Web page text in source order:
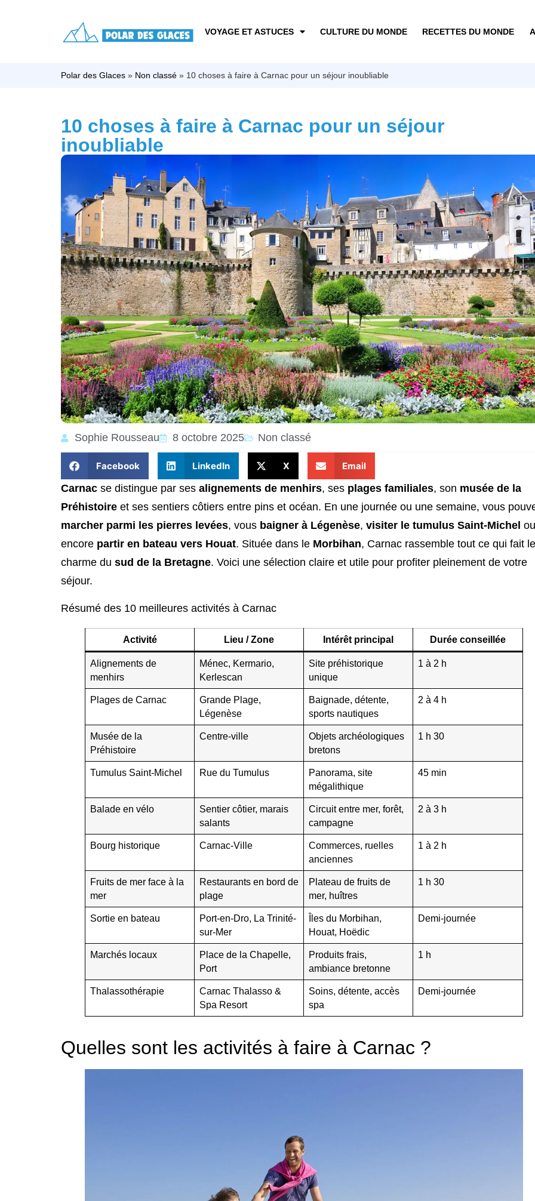
VOYAGE ET ASTUCES CULTURE DU MONDE RECETTES DU MONDE
Polar des Glaces » Non classé » 10 choses à faire à Carnac pour un séjour inoubliable
10 choses à faire à Carnac pour un séjour
inoubliable
Sophie Rousseau 8 octobre 2025 Non classé
Facebook LinkedIn X Email
Carnac se distingue par ses alignements de menhirs, ses plages familiales, son musée de la
Préhistoire et ses sentiers côtiers entre pins et océan. En une journée ou une semaine, vous
marcher parmi les pierres levées, vous baigner à Légenèse, visiter le tumulus Saint-Michel ou
encore partir en bateau vers Houat. Située dans le Morbihan, Carnac rassemble tout ce qui fait le
charme du sud de la Bretagne. Voici une sélection claire et utile pour profiter pleinement de votre
séjour.
Résumé des 10 meilleures activités à Carnac
Activité Lieu / Zone Intérêt principal Durée conseillée
Alignements de
menhirs
Ménec, Kermario,
Kerlescan
Site préhistorique
unique
1 à 2 h
Plages de Carnac
Grande Plage,
Légenèse
Baignade, détente,
sports nautiques
2 à 4 h
Musée de la
Préhistoire
Centre-ville
Objets archéologiques
bretons
1 h 30
Tumulus Saint-Michel Rue du Tumulus
Panorama, site
mégalithique
45 min
Balade en vélo
Sentier côtier, marais
salants
Circuit entre mer, forêt,
campagne
2 à 3 h
Bourg historique Carnac-Ville
Commerces, ruelles
anciennes
1 à 2 h
Fruits de mer face à la
mer
Restaurants en bord de
plage
Plateau de fruits de
mer, huîtres
1 h 30
Sortie en bateau
Port-en-Dro, La Trinité-
sur-Mer
Îles du Morbihan,
Houat, Hoëdic
Demi-journée
Marchés locaux
Place de la Chapelle,
Port
Produits frais,
ambiance bretonne
1 h
Thalassothérapie
Carnac Thalasso &
Spa Resort
Soins, détente, accès
spa
Demi-journée
Quelles sont les activités à faire à Carnac ?